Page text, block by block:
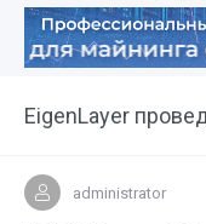
EigenLayer
administrator